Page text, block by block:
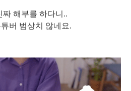
짜 해부를 하다니..
버 범상치 않네요.